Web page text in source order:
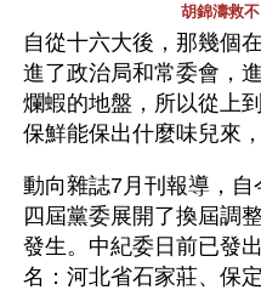
胡錦濤救
自從十六大後，那幾個
進了政治局和常委會，
爛蝦的地盤，所以從上
保鮮能保出什麼味兒來
動向雜誌7月刊報導，
四屆黨委展開了換屆調
發生。中紀委日前已發
名：河北省石家莊、保